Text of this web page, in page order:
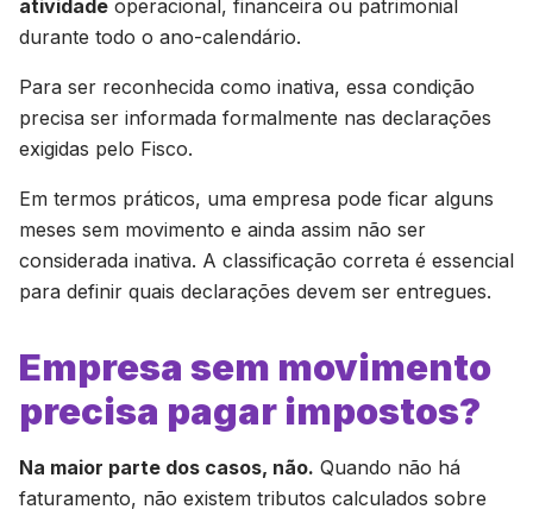
atividade operacional, financeira ou patrimonial
durante todo o ano-calendário.
Para ser reconhecida como inativa, essa condição
precisa ser informada formalmente nas declarações
exigidas pelo Fisco.
Em termos práticos, uma empresa pode ficar alguns
meses sem movimento e ainda assim não ser
considerada inativa. A classificação correta é essencial
para definir quais declarações devem ser entregues.
Empresa sem movimento
precisa pagar impostos?
Na maior parte dos casos, não. Quando não há
faturamento, não existem tributos calculados sobre